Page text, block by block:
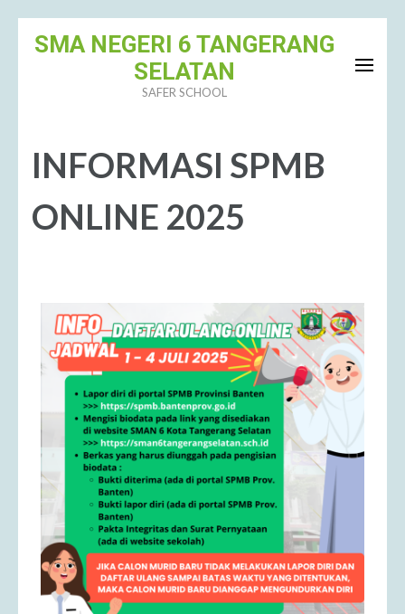
SMA NEGERI 6 TANGERANG
SELATAN
SAFER SCHOOL
INFORMASI SPMB
ONLINE 2025